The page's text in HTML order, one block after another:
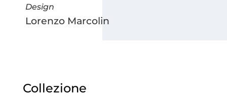
Design
Lorenzo Marcolin
Collezione